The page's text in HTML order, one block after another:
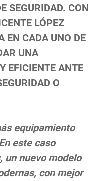
SEGURIDAD. CON
LÓPEZ
EN CADA UNO DE
UNA
EFICIENTE ANTE
O
equipamiento
este caso
un nuevo modelo
con mejor